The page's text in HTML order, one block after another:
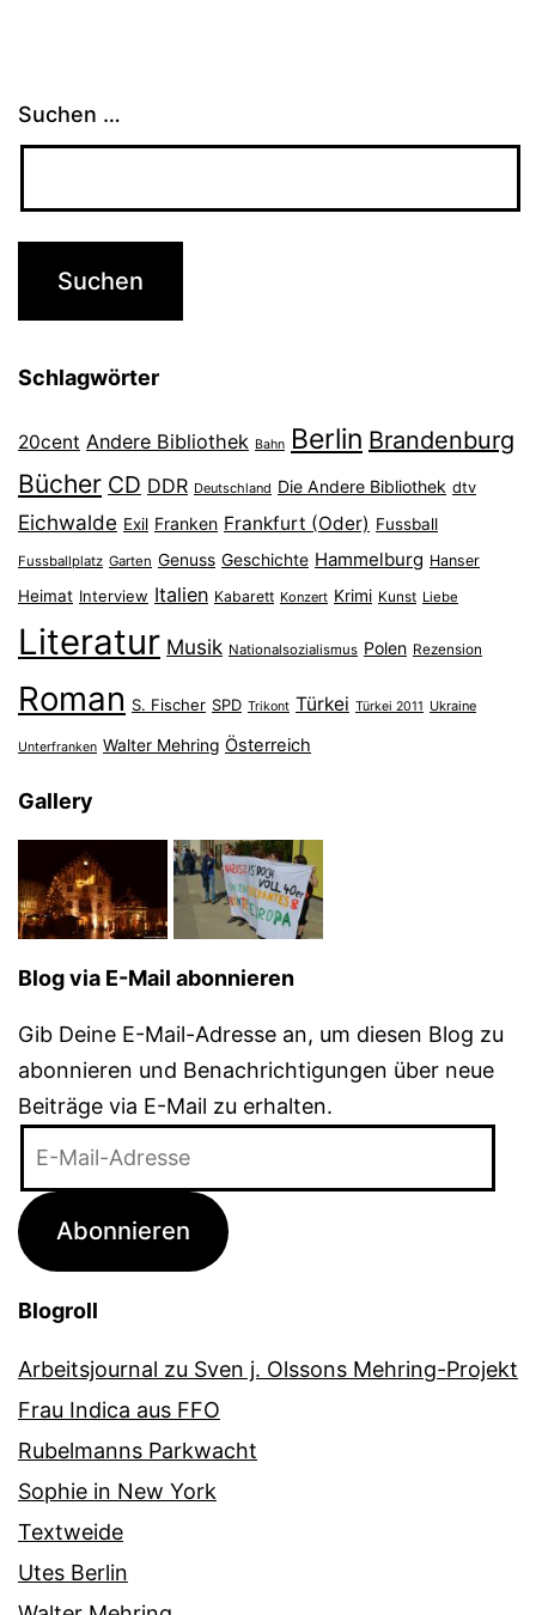
Suchen …
Schlagwörter
20cent Andere Bibliothek Bahn Berlin Brandenburg
Bücher CD DDR Deutschland Die Andere Bibliothek dtv
Eichwalde Exil Franken Frankfurt (Oder) Fussball
Fussballplatz Garten Genuss Geschichte Hammelburg Hanser
Heimat Interview Italien Kabarett Konzert Krimi Kunst Liebe
Literatur Musik Nationalsozialismus Polen Rezension
Roman S. Fischer SPD Trikont Türkei Türkei 2011 Ukraine
Unterfranken Walter Mehring Österreich
Gallery
Blog via E-Mail abonnieren
Gib Deine E-Mail-Adresse an, um diesen Blog zu
abonnieren und Benachrichtigungen über neue
Beiträge via E-Mail zu erhalten.
Adresse
Abonnieren
Blogroll
Arbeitsjournal zu Sven j. Olssons Mehring-Projekt
Frau Indica aus FFO
Rubelmanns Parkwacht
Sophie in New York
Textweide
Utes Berlin